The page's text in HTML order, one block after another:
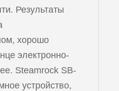
Результаты
хорошо
электронно-
Steamrock SB-
устройство,